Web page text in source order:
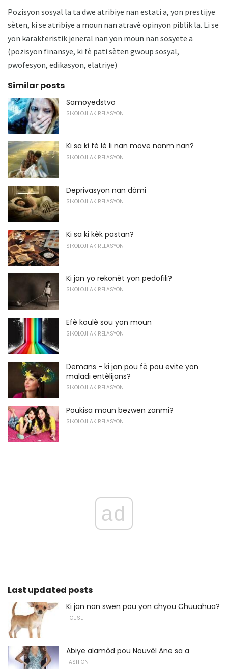
Pozisyon sosyal la ta dwe atribiye nan estati a, yon prestijye
sèten, ki se atribiye a moun nan atravè opinyon piblik la. Li se
yon karakteristik jeneral nan yon moun nan sosyete a
(pozisyon finansye, ki fè pati sèten gwoup sosyal,
pwofesyon, edikasyon, elatriye)
Similar posts
Samoyedstvo
SIKOLOJI AK RELASYON
Ki sa ki fè lè li nan move nanm nan?
SIKOLOJI AK RELASYON
Deprivasyon nan dòmi
SIKOLOJI AK RELASYON
Ki sa ki kèk pastan?
SIKOLOJI AK RELASYON
Ki jan yo rekonèt yon pedofili?
SIKOLOJI AK RELASYON
Efè koulè sou yon moun
SIKOLOJI AK RELASYON
Demans - ki jan pou fè pou evite yon
maladi entèlijans?
SIKOLOJI AK RELASYON
Poukisa moun bezwen zanmi?
SIKOLOJI AK RELASYON
ad
Last updated posts
Ki jan nan swen pou yon chyou Chuuahua?
HOUSE
Abiye alamòd pou Nouvèl Ane sa a
FASHION